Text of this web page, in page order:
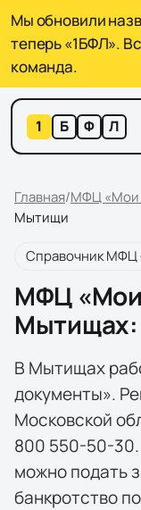
Мы обновили
теперь «1БФЛ».
команда.
1 Б Ф Л
Главная/МФЦ «Мои
Мытищи
Справочник МФЦ
МФЦ «Мои
Мытищах:
В Мытищах
документы».
Московской
800 550-50-
можно подать
банкротство